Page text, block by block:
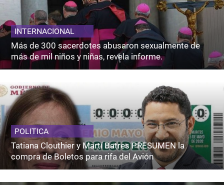
INTERNACIONAL
Más de 300 sacerdotes abusaron sexualmente de
más de mil niños y niñas, revela informe.
POLITICA
Tatiana Clouthier y Martí Batres PRESUMEN la
compra de Boletos para rifa del Avión